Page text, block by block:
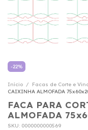
-22%
Início / Facas de Corte e
CAIXINHA ALMOFADA
FACA PARA
ALMOFADA
SKU: 0000000000569